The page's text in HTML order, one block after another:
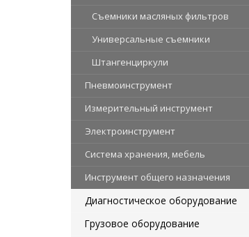
Съемники масляных фильтров
Универсальные съемники
Штангенциркули
Пневмоинструмент
Измерительный инструмент
Электроинструмент
Система хранения, мебель
Инструмент общего назначения
Диагностическое оборудование
Грузовое оборудование